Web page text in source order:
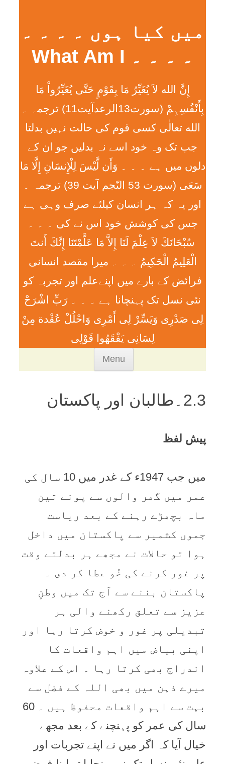
میں کیا ہوں ۔ ۔ ۔ ۔
۔ ۔ ۔ ۔ What Am I
إِنَّ الله لاَ يُغَيِّرُ مَا بِقَوْمٍ حَتَّی يُغَيِّرُواْ مَا
بِأَنْفُسِہِمْ (سورت13الرعدآیت11) ترجمہ ۔
الله تعالٰی کسی قوم کی حالت نہیں بدلتا
جب تک وہ خود اسے نہ بدلیں جو ان کے
دلوں میں ہے ۔ ۔ ۔ وَأَن لَّيْسَ لِلْإِنسَانِ إِلَّا مَا
سَعَی (سورت 53 النّجم آیت 39) ترجمہ ۔
اور یہ کہ ہر انسان کیلئے صرف وہی ہے
جس کی کوشش خود اس نے کی ۔ ۔ ۔
سُبْحَانَكَ لاَ عِلْمَ لَنَا إِلاَّ مَا عَلَّمْتَنَا إِنَّكَ أَنتَ
الْعَلِيمُ الْحَكِيمُ ۔ ۔ ۔ ميرا مقصد انسانی
فرائض کے بارے میں اپنےعلم اور تجربہ کو
نئی نسل تک پہنچانا ہے ۔ ۔ ۔ رَبِّ اشْرَحْ
لِی صَدْرِی وَيَسِّرْ لِی أَمْرِی وَاحْلُلْ عُقْدة مِنْ
لِسَانِی يَفْقَھُوا قَوْلِی
Menu
content
2.3۔طالبان اور پاکستان
پیش لفظ
میں جب 1947ء کے غدر میں 10 سال کی
عمر میں گھر والوں سے پونے تین
ماہ بچھڑے رہنے کے بعد ریاست
جموں کشمیر سے پاکستان میں داخل
ہوا تو حالات نے مجھے ہر بدلتے وقت
پر غور کرنے کی خُو عطا کر دی ۔
پاکستان بننے سے آج تک میں وطنِ
عزیز سے تعلق رکھنے والی ہر
تبدیلی پر غور و خوض کرتا رہا اور
اپنی بیاض میں اہم واقعات کا
اندراج بھی کرتا رہا ۔ اس کے علاوہ
میرے ذہن میں بھی اللہ کے فضل سے
بہت سے اہم واقعات محفوظ ہیں ۔ 60
سال کی عمر کو پہنچنے کے بعد مجھے
خیال آیا کہ اگر میں نے اپنے تجربات اور